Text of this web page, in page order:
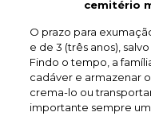
cemitério
O prazo para
e de 3 (três anos),
Findo o tempo, a
cadáver e armazenar
crema-lo ou
importante sempre